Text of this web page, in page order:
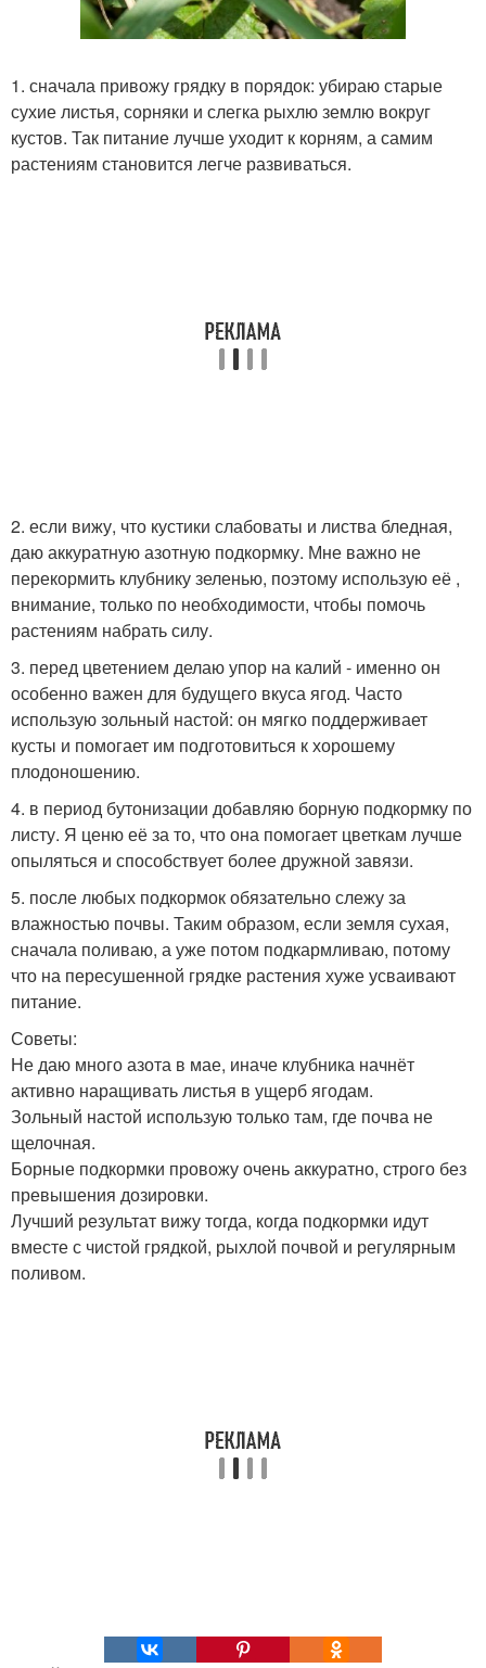
1. сначала привожу грядку в порядок: убираю старые
сухие листья, сорняки и слегка рыхлю землю вокруг
кустов. Так питание лучше уходит к корням, а самим
растениям становится легче развиваться.
2. если вижу, что кустики слабоваты и листва бледная,
даю аккуратную азотную подкормку. Мне важно не
перекормить клубнику зеленью, поэтому использую её ,
внимание, только по необходимости, чтобы помочь
растениям набрать силу.
3. перед цветением делаю упор на калий - именно он
особенно важен для будущего вкуса ягод. Часто
использую зольный настой: он мягко поддерживает
кусты и помогает им подготовиться к хорошему
плодоношению.
4. в период бутонизации добавляю борную подкормку по
листу. Я ценю её за то, что она помогает цветкам лучше
опыляться и способствует более дружной завязи.
5. после любых подкормок обязательно слежу за
влажностью почвы. Таким образом, если земля сухая,
сначала поливаю, а уже потом подкармливаю, потому
что на пересушенной грядке растения хуже усваивают
питание.
Советы:
Не даю много азота в мае, иначе клубника начнёт
активно наращивать листья в ущерб ягодам.
Зольный настой использую только там, где почва не
щелочная.
Борные подкормки провожу очень аккуратно, строго без
превышения дозировки.
Лучший результат вижу тогда, когда подкормки идут
вместе с чистой грядкой, рыхлой почвой и регулярным
поливом.